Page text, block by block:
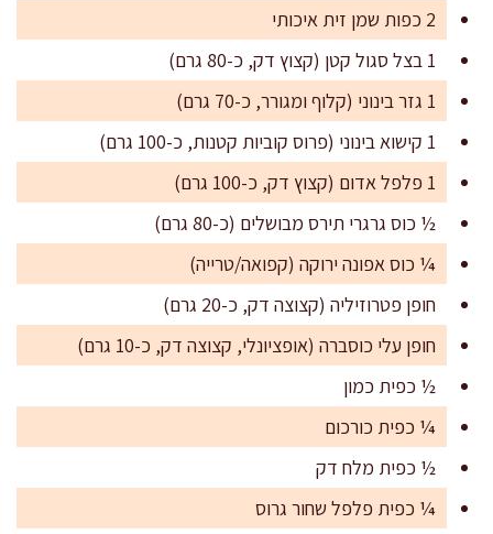
2 כפות שמן זית איכותי
1 בצל סגול קטן (קצוץ דק, כ-80 גרם)
1 גזר בינוני (קלוף ומגורר, כ-70 גרם)
1 קישוא בינוני (פרוס קוביות קטנות, כ-100 גרם)
1 פלפל אדום (קצוץ דק, כ-100 גרם)
½ כוס גרגרי תירס מבושלים (כ-80 גרם)
¼ כוס אפונה ירוקה (קפואה/טרייה)
חופן פטרוזיליה (קצוצה דק, כ-20 גרם)
חופן עלי כוסברה (אופציונלי, קצוצה דק, כ-10 גרם)
½ כפית כמון
¼ כפית כורכום
½ כפית מלח דק
¼ כפית פלפל שחור גרוס